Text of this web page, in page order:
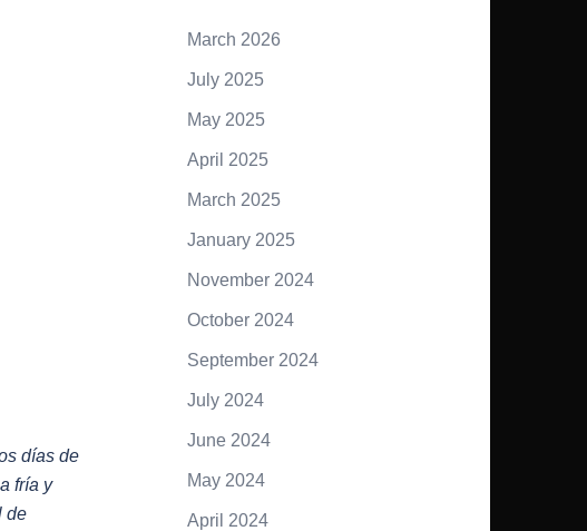
días de
fría y
de
March 2026
July 2025
May 2025
April 2025
March 2025
January 2025
November 2024
October 2024
September 2024
July 2024
June 2024
May 2024
April 2024